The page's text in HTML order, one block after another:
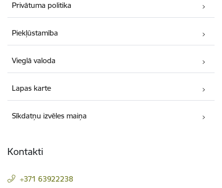
Privātuma politika
Piekļūstamība
Vieglā valoda
Lapas karte
Sīkdatņu izvēles maiņa
Kontakti
+371 63922238